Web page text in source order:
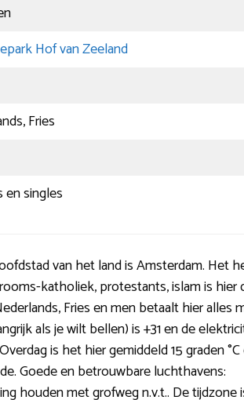
Hof van Zeeland
Fries
en singles
van het land is Amsterdam. Het
katholiek, protestants, islam is hier
Fries en men betaalt hier alles
als je wilt bellen) is +31 en de
is het hier gemiddeld 15 graden °C
Goede en betrouwbare luchthavens:
houden met grofweg n.v.t.. De tijdzone